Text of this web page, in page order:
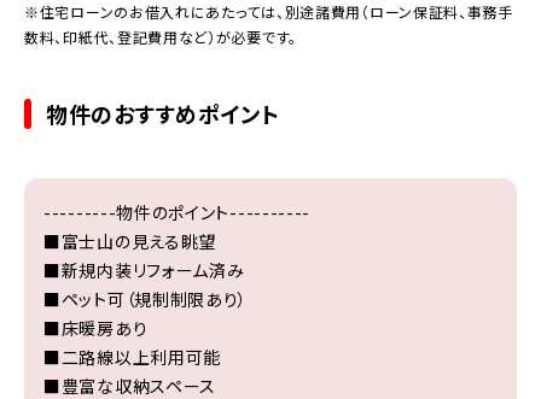
※住宅ローンのお借入れにあたっては、別途諸費用（ローン保証料、事務手
数料、印紙代、登記費用など）が必要です。
物件のおすすめポイント
---------物件のポイント----------
■富士山の見える眺望
■新規内装リフォーム済み
■ペット可（規制制限あり）
■床暖房あり
■二路線以上利用可能
■豊富な収納スペース